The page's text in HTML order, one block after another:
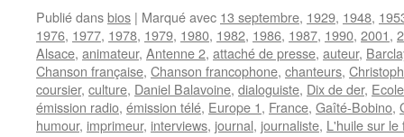
Publié dansbios | Marqué avec 13 septembre, 1929, 1948,
1976, 1977, 1978, 1979, 1980, 1982, 1986, 1987, 1990, 2001,
Alsace, animateur, Antenne 2, attaché de presse, auteur,
Chanson française, Chanson francophone, chanteurs,
coursier, culture, Daniel Balavoine, dialoguiste, Dix de der,
émission radio, émission télé, Europe 1, France, Gaîté-Bobino,
humour, imprimeur, interviews, journal, journaliste, L'huile sur le